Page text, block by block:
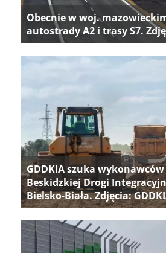
Obecnie w woj.
autostrady A2 i trasy S7.
GDDKIA szuka wykonawców
Beskidzkiej Drogi
Bielsko-Biała. Zdjęcia: